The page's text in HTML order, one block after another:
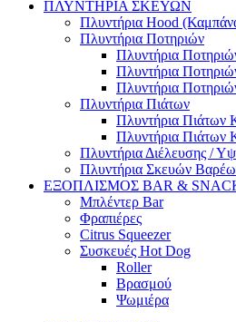
ΠΛΥΝΤΗΡΙΑ ΣΚΕΥΩΝ
Πλυντήρια Hood
Πλυντήρια Ποτηριών
Πλυντήρια
Πλυντήρια
Πλυντήρια
Πλυντήρια Πιάτων
Πλυντήρια Πιάτων
Πλυντήρια Πιάτων
Πλυντήρια Διέλευσης /
Πλυντήρια Σκευών
ΕΞΟΠΛΙΣΜΟΣ BAR &
Μπλέντερ Bar
Φραπιέρες
Citrus Squeezer
Συσκευές Hot Dog
Roller
Βρασμού
Ψωμιέρα